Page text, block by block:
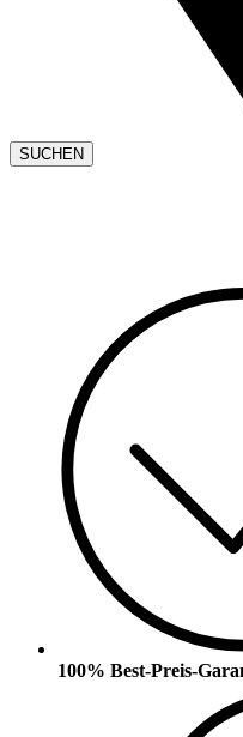
SUCHEN
100% Best-Preis-